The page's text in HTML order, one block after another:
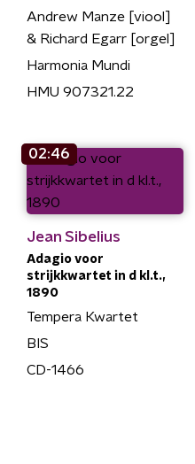
Andrew Manze [viool]
& Richard Egarr [orgel]
Harmonia Mundi
HMU 907321.22
02:46
Jean Sibelius
Adagio voor
strijkkwartet in d kl.t.,
1890
Tempera Kwartet
BIS
CD-1466